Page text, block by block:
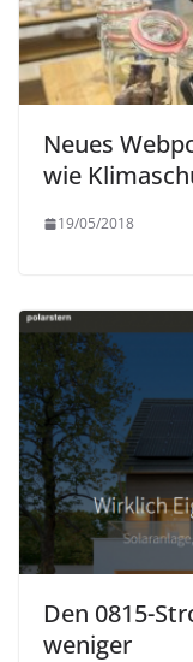
Neues
wie
19/05/2018
Den 0815-
weniger